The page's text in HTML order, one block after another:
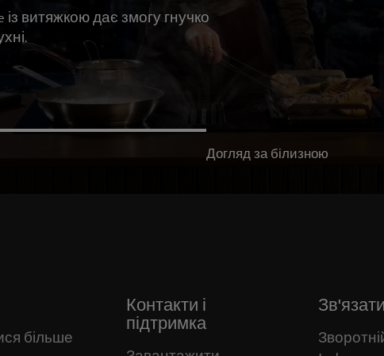
витяжкою дає змогу гнучко
Догляд за білизною
більше
Контакти і
підтримка